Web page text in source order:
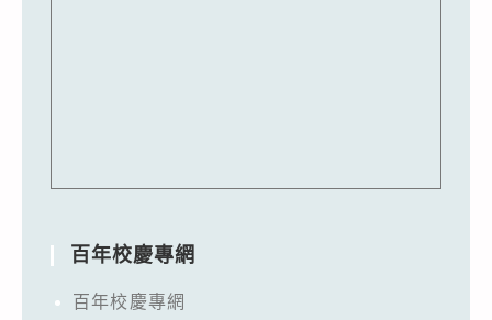
百年校慶專網
百年校慶專網